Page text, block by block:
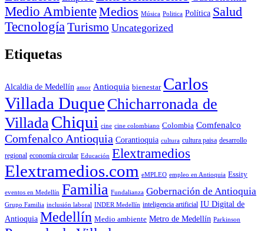
Medio AmbienteMedios Música Politica Política Salud
Tecnología Turismo Uncategorized
Etiquetas
Alcaldia de Medellín amor Antioquia bienestar Carlos
Villada Duque Chicharronada de
Villada Chiqui cine cine colombiano Colombia Comfenalco
Comfenalco Antioquia Corantioquia cultura cultura paisa desarrollo
regional economía circular Educación Elextramedios
Elextramedios.com eMPLEO empleo en Antioquia Essity
eventos en Medellín Familia Fundalianza Gobernación de Antioquia
Grupo Familia inclusión laboral INDER Medellín inteligencia artificial IU Digital de
Antioquia Medellín Medio ambiente Metro de Medellín Parkinson